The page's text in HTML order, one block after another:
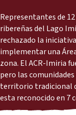
Quiénes somos
Sala de prensa
Apóyenos
Noticias
Informes
Comunicados
Representantes de
ribereñas del Lago
rechazado la
implementar una
zona. El ACR-Imiria
pero las
territorio tradicional
esta reconocido en 7